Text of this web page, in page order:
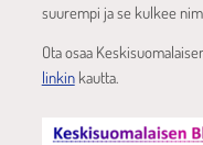
suurempi ja se kulkee
Ota osaa
linkinkautta.